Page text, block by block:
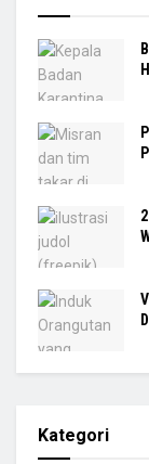
Kategori